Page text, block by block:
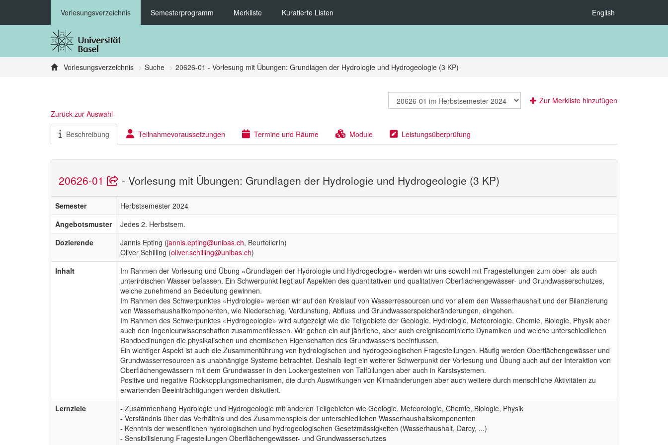
Vorlesungsverzeichnis Semesterprogramm Merkliste Kuratierte Listen English
Vorlesungsverzeichnis Suche 20626-01 - Vorlesung mit Übungen: Grundlagen der Hydrologie und Hydrogeologie (3 KP)
Zur Merkliste hinzufügen
Zurück zur Auswahl
Beschreibung Teilnahmevoraussetzungen Termine und Räume Module Leistungsüberprüfung
20626-01 - Vorlesung mit Übungen: Grundlagen der Hydrologie und Hydrogeologie (3 KP)
Semester
Herbstsemester 2024
Angebotsmuster
Jedes 2. Herbstsem.
Dozierende
Jannis Epting (jannis.epting@unibas.ch, BeurteilerIn)
Oliver Schilling (oliver.schilling@unibas.ch)
Inhalt
Im Rahmen der Vorlesung und Übung «Grundlagen der Hydrologie und Hydrogeologie» werden wir uns sowohl mit Fragestellungen zum ober- als auch
unterirdischen Wasser befassen. Ein Schwerpunkt liegt auf Aspekten des quantitativen und qualitativen Oberflächengewässer- und Grundwasserschutzes,
welche zunehmend an Bedeutung gewinnen.
Im Rahmen des Schwerpunktes «Hydrologie» werden wir auf den Kreislauf von Wasserressourcen und vor allem den Wasserhaushalt und der Bilanzierung
von Wasserhaushaltkomponenten, wie Niederschlag, Verdunstung, Abfluss und Grundwasserspeicheränderungen, eingehen.
Im Rahmen des Schwerpunktes «Hydrogeologie» wird aufgezeigt wie die Teilgebiete der Geologie, Hydrologie, Meteorologie, Chemie, Biologie, Physik aber
auch den Ingenieurwissenschaften zusammenfliessen. Wir gehen ein auf jährliche, aber auch ereignisdominierte Dynamiken und welche unterschiedlichen
Randbedinungen die physikalischen und chemischen Eigenschaften des Grundwassers beeinflussen.
Ein wichtiger Aspekt ist auch die Zusammenführung von hydrologischen und hydrogeologischen Fragestellungen. Häufig werden Oberflächengewässer und
Grundwasserresourcen als unabhängige Systeme betrachtet. Deshalb liegt ein weiterer Schwerpunkt der Vorlesung und Übung auch auf der Interaktion von
Oberflächengewässern mit dem Grundwasser in den Lockergesteinen von Talfüllungen aber auch in Karstsystemen.
Positive und negative Rückkopplungsmechanismen, die durch Auswirkungen von Klimaänderungen aber auch weitere durch menschliche Aktivitäten zu
erwartenden Beeinträchtigungen werden diskutiert.
Lernziele
- Zusammenhang Hydrologie und Hydrogeologie mit anderen Teilgebieten wie Geologie, Meteorologie, Chemie, Biologie, Physik
- Verständnis über das Verhältnis und des Zusammenspiels der unterschiedlichen Wasserhaushaltskomponenten
- Kenntnis der wesentlichen hydrologischen und hydrogeologischen Gesetzmässigkeiten (Wasserhaushalt, Darcy, ...)
- Sensibilisierung Fragestellungen Oberflächengewässer- und Grundwasserschutzes